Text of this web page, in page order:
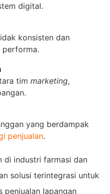
digital.
konsisten dan
performa.
tim marketing,
yang berdampak
penjualan.
di industri farmasi dan
solusi terintegrasi untuk
penjualan lapangan